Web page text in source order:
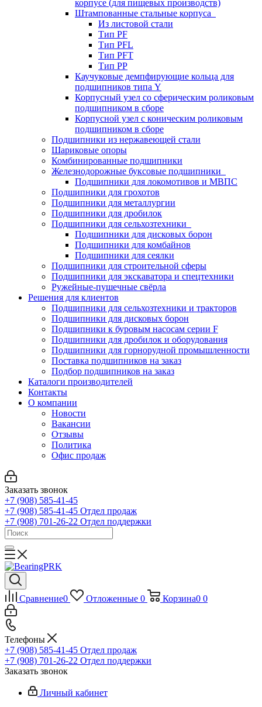
корпусе (для пищевых производств)
Штампованные стальные корпуса
Из листовой стали
Тип PF
Тип PFL
Тип PFT
Тип PP
Каучуковые демпфирующие кольца для
подшипников типа Y
Корпусный узел со сферическим роликовым
подшипником в сборе
Корпусной узел с коническим роликовым
подшипником в сборе
Подшипники из нержавеющей стали
Шариковые опоры
Комбинированные подшипники
Железнодорожные буксовые подшипники
Подшипники для локомотивов и МВПС
Подшипники для грохотов
Подшипники для металлургии
Подшипники для дробилок
Подшипники для сельхозтехники
Подшипники для дисковых борон
Подшипники для комбайнов
Подшипники для сеялки
Подшипники для строительной сферы
Подшипники для экскаватора и спецтехники
Ружейные-пушечные свёрла
Решения для клиентов
Подшипники для сельхозтехники и тракторов
Подшипники для дисковых борон
Подшипники к буровым насосам серии F
Подшипники для дробилок и оборудования
Подшипники для горнорудной промышленности
Поставка подшипников на заказ
Подбор подшипников на заказ
Каталоги производителей
Контакты
О компании
Новости
Вакансии
Отзывы
Политика
Офис продаж
Заказать звонок
+7 (908) 585-41-45
+7 (908) 585-41-45 Отдел продаж
+7 (908) 701-26-22 Отдел поддержки
Сравнение0 Отложенные 0 Корзина0 0
Телефоны
+7 (908) 585-41-45 Отдел продаж
+7 (908) 701-26-22 Отдел поддержки
Заказать звонок
Личный кабинет